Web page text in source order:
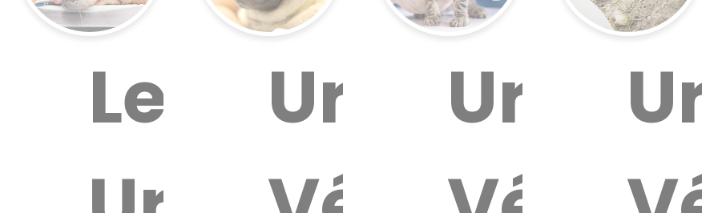
Les
UrgenceUrgence